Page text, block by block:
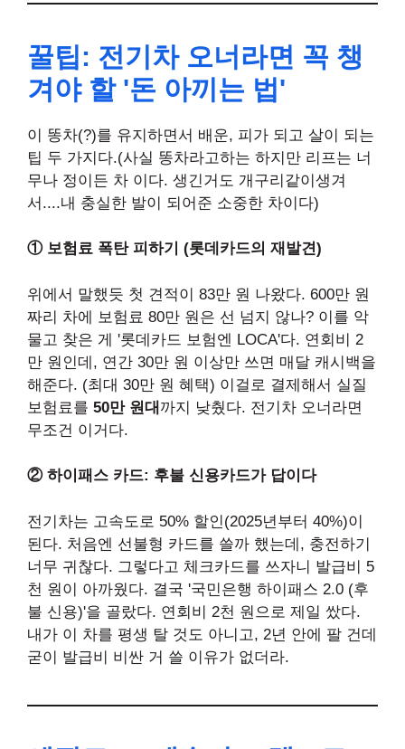
꿀팁: 전기차 오너라면 꼭 챙
겨야 할 '돈 아끼는 법'
이 똥차(?)를 유지하면서 배운, 피가 되고 살이 되는
팁 두 가지다.(사실 똥차라고하는 하지만 리프는 너
무나 정이든 차 이다. 생긴거도 개구리같이생겨
서....내 충실한 발이 되어준 소중한 차이다)
① 보험료 폭탄 피하기 (롯데카드의 재발견)
위에서 말했듯 첫 견적이 83만 원 나왔다. 600만 원
짜리 차에 보험료 80만 원은 선 넘지 않나? 이를 악
물고 찾은 게 '롯데카드 보험엔 LOCA'다. 연회비 2
만 원인데, 연간 30만 원 이상만 쓰면 매달 캐시백을
해준다. (최대 30만 원 혜택) 이걸로 결제해서 실질
보험료를 50만 원대 까지 낮췄다. 전기차 오너라면
무조건 이거다.
② 하이패스 카드: 후불 신용카드가 답이다
전기차는 고속도로 50% 할인(2025년부터 40%)이
된다. 처음엔 선불형 카드를 쓸까 했는데, 충전하기
너무 귀찮다. 그렇다고 체크카드를 쓰자니 발급비 5
천 원이 아까웠다. 결국 '국민은행 하이패스 2.0 (후
불 신용)'을 골랐다. 연회비 2천 원으로 제일 쌌다.
내가 이 차를 평생 탈 것도 아니고, 2년 안에 팔 건데
굳이 발급비 비싼 거 쓸 이유가 없더라.